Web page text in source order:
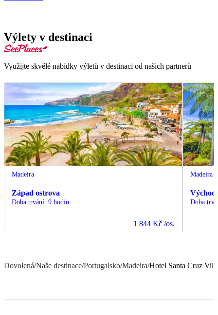
Výlety v destinaci
Využijte skvělé nabídky výletů v destinaci od našich partnerů
Madeira
Západ ostrova
Doba trvání: 9 hodin
1 844 Kč /os.
Madeira
Východ
Doba
Dovolená/Naše destinace/Portugalsko/Madeira/Hotel Santa Cruz